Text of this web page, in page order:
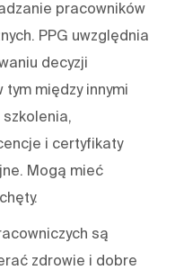
pracowników
PPG uwzględnia
decyzji
między innymi
i certyfikaty
Mogą mieć
są
zdrowie i dobre